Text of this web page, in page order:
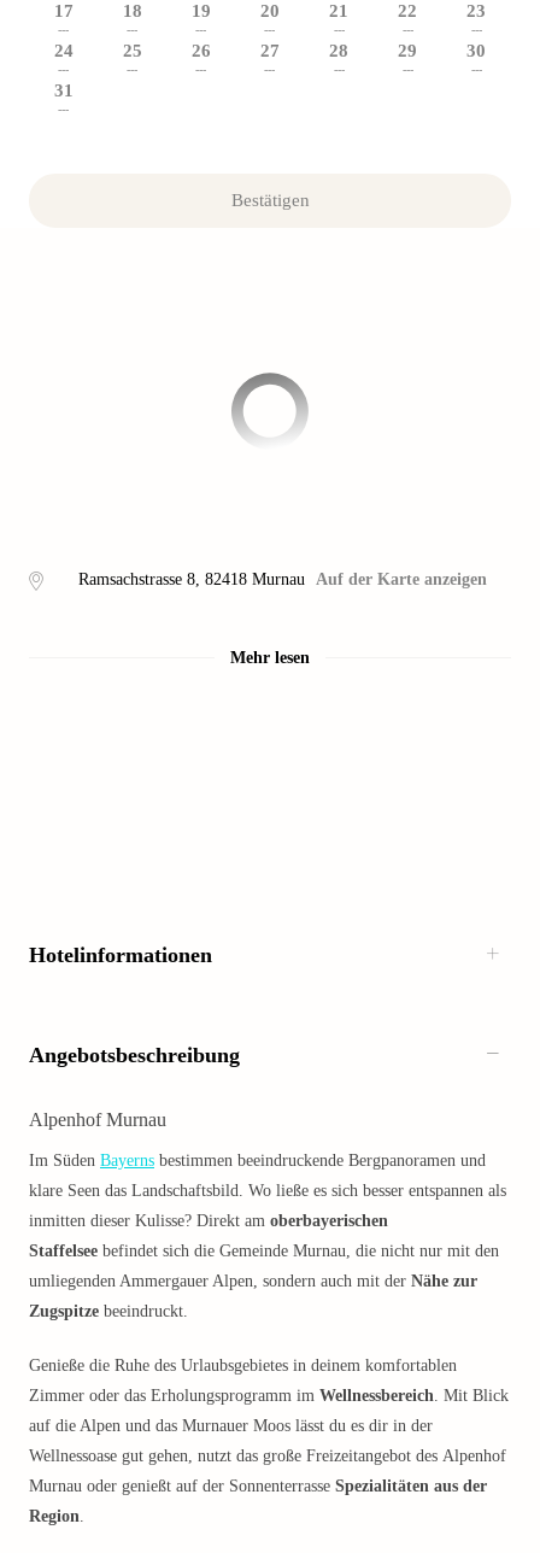
17
---
18
---
19
---
20
---
21
---
22
---
23
---
24
---
25
---
26
---
27
---
28
---
29
---
30
---
31
---
Bestätigen
Ramsachstrasse 8, 82418 Murnau Auf der Karte anzeigen
Mehr lesen
Hotelinformationen
Angebotsbeschreibung
Alpenhof Murnau
Im Süden Bayerns bestimmen beeindruckende Bergpanoramen und
klare Seen das Landschaftsbild. Wo ließe es sich besser entspannen als
inmitten dieser Kulisse? Direkt am oberbayerischen
Staffelsee befindet sich die Gemeinde Murnau, die nicht nur mit den
umliegenden Ammergauer Alpen, sondern auch mit der Nähe zur
Zugspitze beeindruckt.
Genieße die Ruhe des Urlaubsgebietes in deinem komfortablen
Zimmer oder das Erholungsprogramm im Wellnessbereich. Mit Blick
auf die Alpen und das Murnauer Moos lässt du es dir in der
Wellnessoase gut gehen, nutzt das große Freizeitangebot des Alpenhof
Murnau oder genießt auf der Sonnenterrasse Spezialitäten aus der
Region.